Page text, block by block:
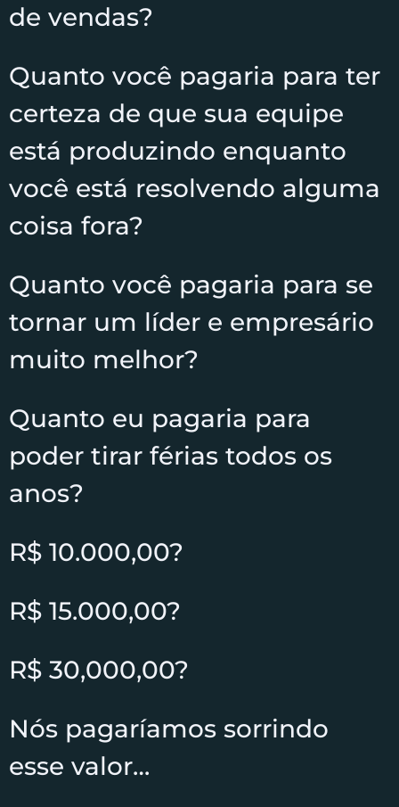
de vendas?
Quanto você pagaria para ter
certeza de que sua equipe
está produzindo enquanto
você está resolvendo alguma
coisa fora?
Quanto você pagaria para se
tornar um líder e empresário
muito melhor?
Quanto eu pagaria para
poder tirar férias todos os
anos?
R$ 10.000,00?
R$ 15.000,00?
R$ 30,000,00?
Nós pagaríamos sorrindo
esse valor…